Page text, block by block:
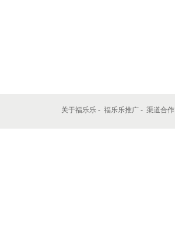
关于福乐乐 - 福乐乐推广 - 渠道合作